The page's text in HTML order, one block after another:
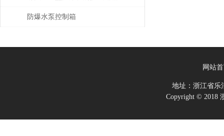
介绍
防爆水泵控制箱
网站
地址：浙江省
Copyright © 2018